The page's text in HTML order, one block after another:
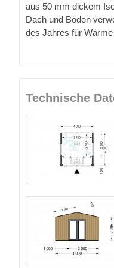
aus 50 mm dickem
Dach und Böden
des Jahres für
Technische